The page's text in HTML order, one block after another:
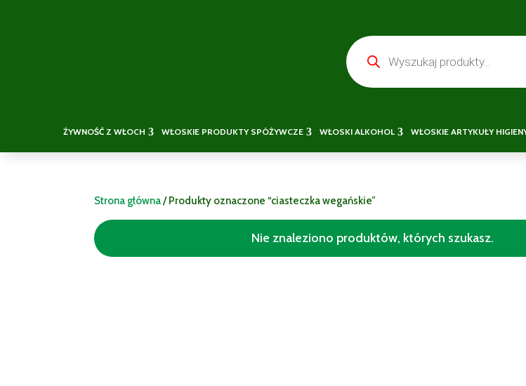
Wyszukiwarka
produktów
ŻYWNOŚĆ Z WŁOCH WŁOSKIE PRODUKTY SPÓŻYWCZE WŁOSKI ALKOHOL WŁOSKIE ARTYKUŁY
Strona główna/ Produkty oznaczone “ciasteczka wegańskie”
Nie znaleziono produktów, których szukasz.